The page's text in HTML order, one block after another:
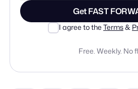
Get FAST
I agree to the Terms&
Free. Weekly. No